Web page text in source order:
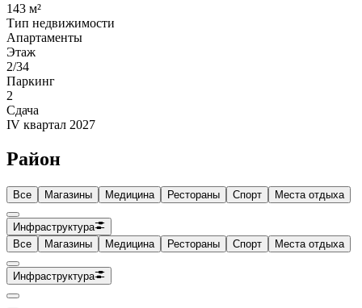
143 м²
Тип недвижимости
Апартаменты
Этаж
2/34
Паркинг
2
Сдача
IV квартал 2027
Район
Все Магазины Медицина Рестораны Спорт Места отдыха
Инфраструктура
Все
Магазины Медицина Рестораны Спорт Места отдыха
Инфраструктура